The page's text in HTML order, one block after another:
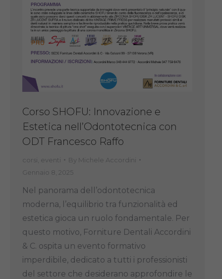
Corso SHOFU: Innovazione e
Estetica nell’Odontotecnica con
ODT Francesco Raffo
corsi eventi By Michele Accordini
Gennaio 8, 2025
Nel panorama dell’odontotecnica
moderna, l’equilibrio tra funzionalità ed
estetica gioca un ruolo fondamentale. Per
questo motivo, Forniture Dentali Accordini
& C. ospita un evento formativo
imperdibile, dedicato a tutti i professionisti
del settore che desiderano approfondire le